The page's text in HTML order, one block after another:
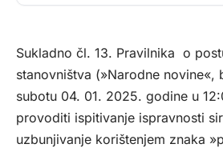
Sukladno čl. 13. Pravilnika o
stanovništva (»Narodne novine«,
subotu 04. 01. 2025. godine u
provoditi ispitivanje ispravnosti
uzbunjivanje korištenjem znaka